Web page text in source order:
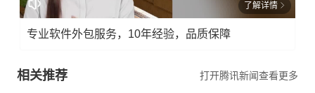
了解详情
专业软件外包服务，10年经验，品质保障
相关推荐 打开腾讯新闻查看更多